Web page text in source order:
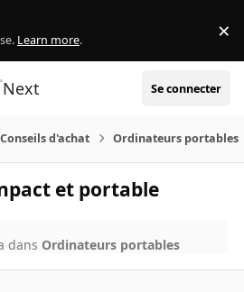
Learn more. ×
Next Se connecter
d'achat Ordinateurs portables
et portable
dans Ordinateurs portables